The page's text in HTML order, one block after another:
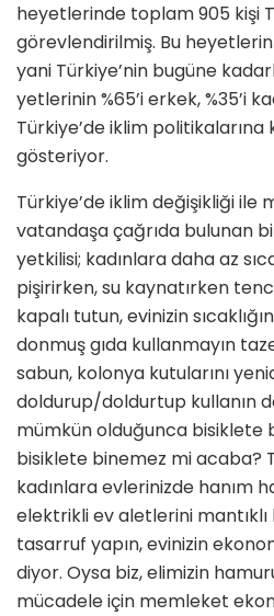
heyetlerinde toplam 905 kişi
görevlendi­rilmiş. Bu heyetlerin
yani Türkiye’nin bu­güne
yetlerinin %65’i erkek, %35’i
Türkiye’de iklim politikalarına
gösteriyor.
Türkiye’de iklim değişikliği ile
vatandaşa çağrıda bulunan
yetkilisi; kadınlara daha az
pi­şirirken, su kaynatırken
kapalı tutun, evinizin
donmuş gıda kullanmayın
sabun, kolonya kutularını
doldurup/doldurtup kullanın
mümkün oldu­ğunca bisiklete
bisiklete binemez mi acaba?
kadınlara evleriniz­de hanım
elektrikli ev aletlerini mantıklı
tasarruf yapın, evinizin
diyor. Oysa biz, elimizin
mücadele için memle­ket